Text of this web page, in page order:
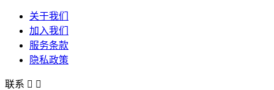
关于我们
加入我们
服务条款
隐私政策
联系  